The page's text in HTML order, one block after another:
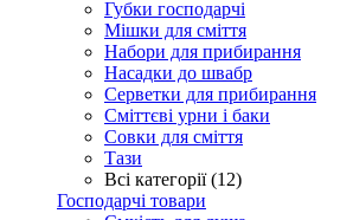
Губки господарчі
Мішки для сміття
Набори для прибирання
Насадки до швабр
Серветки для прибирання
Сміттєві урни і баки
Совки для сміття
Тази
Всі категорії (12)
Господарчі товари